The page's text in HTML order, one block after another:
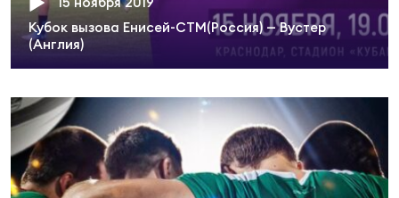
Регионы
Сборные
Антидопинг
Кубок вызова Енисей-СТМ(Россия) — Вустер
(Англия)
ОТПРАВИТЬ